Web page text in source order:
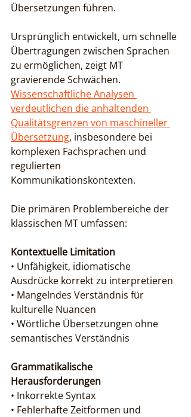
Übersetzungen führen.
Ursprünglich entwickelt, um schnelle
Übertragungen zwischen Sprachen
zu ermöglichen, zeigt MT
gravierende Schwächen.
Wissenschaftliche Analysen
verdeutlichen die anhaltenden
Qualitätsgrenzen von maschineller
Übersetzung, insbesondere bei
komplexen Fachsprachen und
regulierten
Kommunikationskontexten.
Die primären Problembereiche der
klassischen MT umfassen:
Kontextuelle Limitation
• Unfähigkeit, idiomatische
Ausdrücke korrekt zu interpretieren
• Mangelndes Verständnis für
kulturelle Nuancen
• Wörtliche Übersetzungen ohne
semantisches Verständnis
Grammatikalische
Herausforderungen
• Inkorrekte Syntax
• Fehlerhafte Zeitformen und